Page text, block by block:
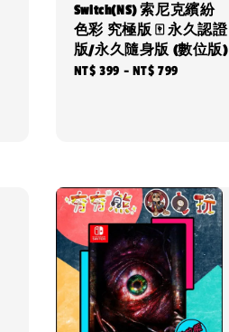
Switch(NS) 索尼克繽紛
色彩 究極版 🀄 永久認證
版/永久隨身版 (數位版)
Regular
NT$ 399 - NT$ 799